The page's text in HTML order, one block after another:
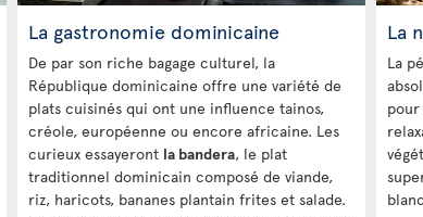
La gastronomie dominicaine
De par son riche bagage culturel, la
République dominicaine offre une variété de
plats cuisinés qui ont une influence tainos,
créole, européenne ou encore africaine. Les
curieux essayeront la bandera, le plat
traditionnel dominicain composé de viande,
riz, haricots, bananes plantain frites et salade.
La
La
blanc